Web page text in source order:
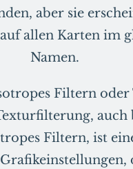
aber sie
allen Karten im
Namen.
Filtern
auch
Filtern, ist